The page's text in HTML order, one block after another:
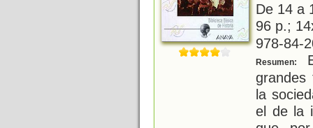
De 14 a
96 p.;
978-84-
Resumen:
grandes
la
el de la